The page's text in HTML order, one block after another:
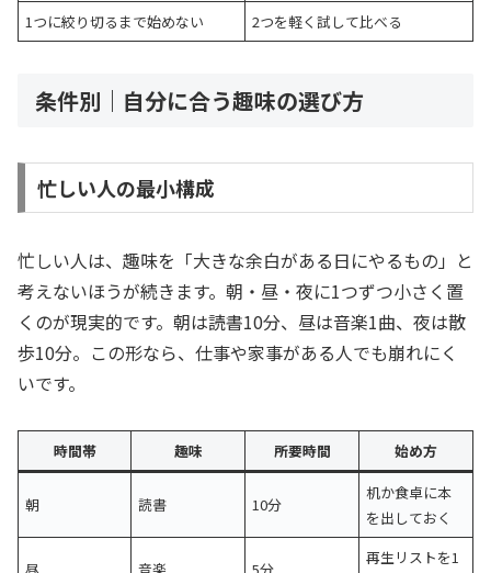
1つに絞り切るまで始めない
2つを軽く試して比べる
条件別｜自分に合う趣味の選び方
忙しい人の最小構成
忙しい人は、趣味を「大きな余白がある日にやるもの」と
考えないほうが続きます。朝・昼・夜に1つずつ小さく置
くのが現実的です。朝は読書10分、昼は音楽1曲、夜は散
歩10分。この形なら、仕事や家事がある人でも崩れにく
いです。
時間帯 趣味 所要時間 始め方
朝 読書 10分
机か食卓に本
を出しておく
再生リストを1